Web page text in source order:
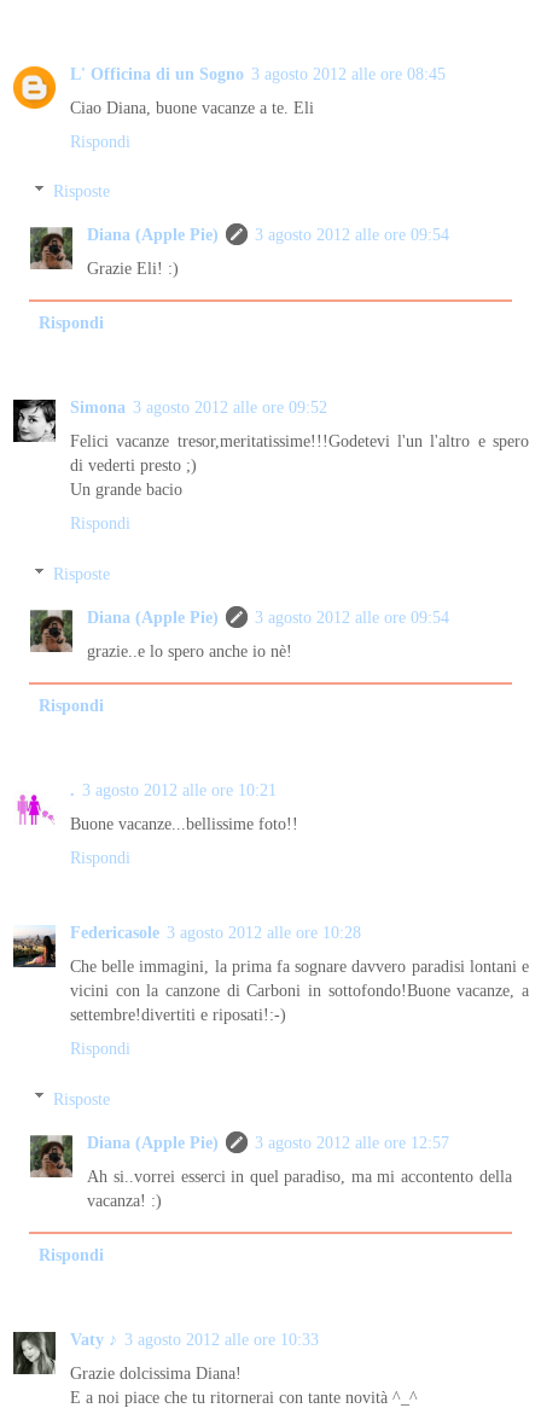
L' Officina di un Sogno 3 agosto 2012 alle ore 08:45
Ciao Diana, buone vacanze a te. Eli
Rispondi
Risposte
Diana (Apple Pie)
3 agosto 2012 alle ore 09:54
Grazie Eli! :)
Rispondi
Simona 3 agosto 2012 alle ore 09:52
Felici vacanze tresor,meritatissime!!!Godetevi l'un l'altro e spero
di vederti presto ;)
Un grande bacio
Rispondi
Risposte
Diana (Apple Pie)
3 agosto 2012 alle ore 09:54
grazie..e lo spero anche io nè!
Rispondi
. 3 agosto 2012 alle ore 10:21
Buone vacanze...bellissime foto!!
Rispondi
Federicasole 3 agosto 2012 alle ore 10:28
Che belle immagini, la prima fa sognare davvero paradisi lontani e
vicini con la canzone di Carboni in sottofondo!Buone vacanze, a
settembre!divertiti e riposati!:-)
Rispondi
Risposte
Diana (Apple Pie)
3 agosto 2012 alle ore 12:57
Ah si..vorrei esserci in quel paradiso, ma mi accontento della
vacanza! :)
Rispondi
Vaty ♪ 3 agosto 2012 alle ore 10:33
Grazie dolcissima Diana!
E a noi piace che tu ritornerai con tante novità ^_^